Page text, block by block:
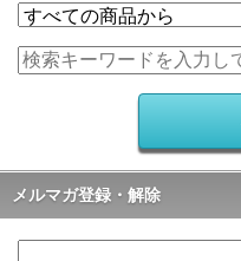
メルマガ登録・解除